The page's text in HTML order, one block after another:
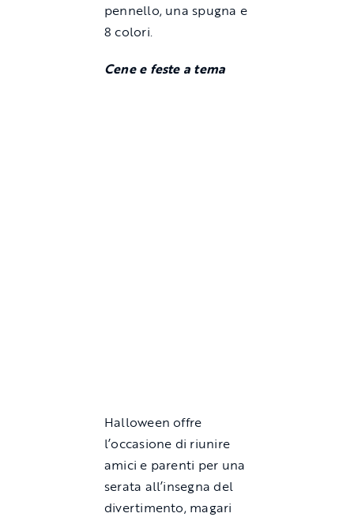
pennello, una spugna e
8 colori.
Cene e feste a tema
Halloween offre
l’occasione di riunire
amici e parenti per una
serata all’insegna del
divertimento, magari